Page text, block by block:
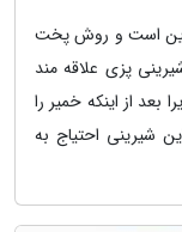
است و روش پخت
پزی علاقه مند
بعد از اینکه خمیر را
شیرینی احتیاج به